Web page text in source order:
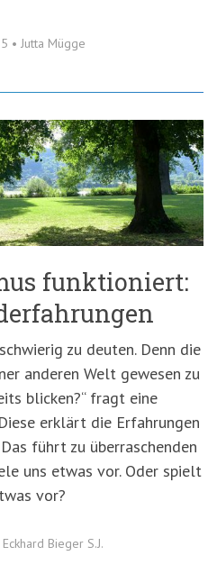
• Jutta Mügge
funktioniert:
zu deuten. Denn die
anderen Welt gewesen zu
blicken?“ fragt eine
erklärt die Erfahrungen
führt zu überraschenden
uns etwas vor. Oder spielt
vor?
Eckhard Bieger S.J.